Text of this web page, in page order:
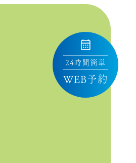
24時間簡単
WEB予約